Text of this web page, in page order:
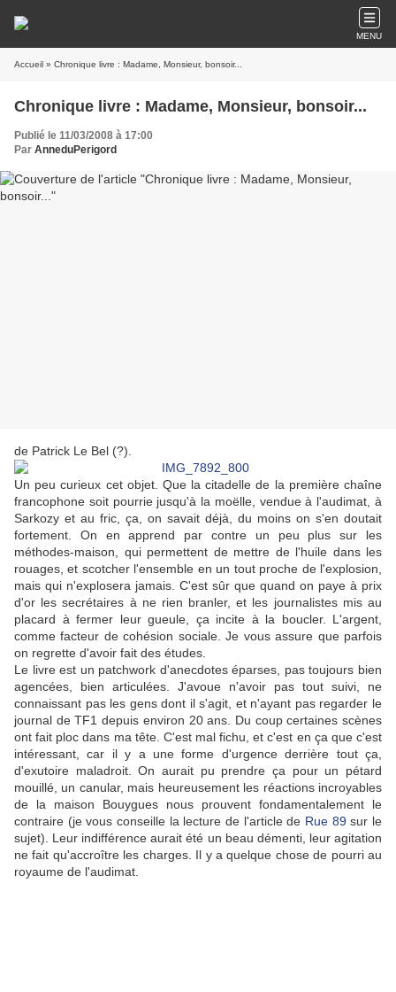
MENU
Accueil » Chronique livre : Madame, Monsieur, bonsoir...
Chronique livre : Madame, Monsieur, bonsoir...
Publié le 11/03/2008 à 17:00
Par AnneduPerigord
de Patrick Le Bel (?).
Un peu curieux cet objet. Que la citadelle de la première chaîne
francophone soit pourrie jusqu'à la moëlle, vendue à l'audimat, à
Sarkozy et au fric, ça, on savait déjà, du moins on s'en doutait
fortement. On en apprend par contre un peu plus sur les
méthodes-maison, qui permettent de mettre de l'huile dans les
rouages, et scotcher l'ensemble en un tout proche de l'explosion,
mais qui n'explosera jamais. C'est sûr que quand on paye à prix
d'or les secrétaires à ne rien branler, et les journalistes mis au
placard à fermer leur gueule, ça incite à la boucler. L'argent,
comme facteur de cohésion sociale. Je vous assure que parfois
on regrette d'avoir fait des études.
Le livre est un patchwork d'anecdotes éparses, pas toujours bien
agencées, bien articulées. J'avoue n'avoir pas tout suivi, ne
connaissant pas les gens dont il s'agit, et n'ayant pas regarder le
journal de TF1 depuis environ 20 ans. Du coup certaines scènes
ont fait ploc dans ma tête. C'est mal fichu, et c'est en ça que c'est
intéressant, car il y a une forme d'urgence derrière tout ça,
d'exutoire maladroit. On aurait pu prendre ça pour un pétard
mouillé, un canular, mais heureusement les réactions incroyables
de la maison Bouygues nous prouvent fondamentalement le
contraire (je vous conseille la lecture de l'article de Rue 89sur le
sujet). Leur indifférence aurait été un beau démenti, leur agitation
ne fait qu'accroître les charges. Il y a quelque chose de pourri au
royaume de l'audimat.